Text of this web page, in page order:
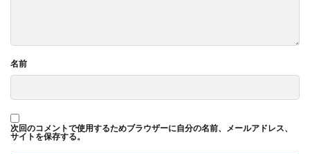
名前
次回のコメントで使用するためブラウザーに自分の名前、メールアドレス、
サイトを保存する。